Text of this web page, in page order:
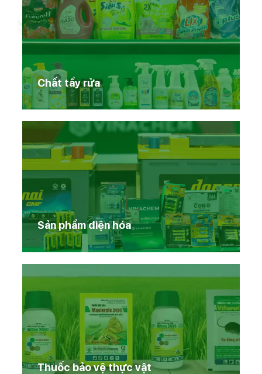
Sản phẩm Vinachem
Chất tẩy rửa
Sản phẩm điện hóa
Thuốc bảo vệ thực vật